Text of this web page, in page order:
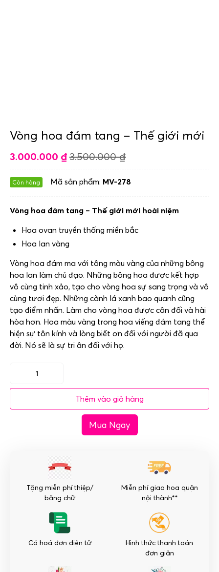
Vòng hoa đám tang – Thế giới mới
3.000.000 ₫ 3.500.000₫
Còn hàng Mã sản phẩm: MV-278
Vòng hoa đám tang – Thế giới mới hoài niệm
Hoa ovan truyền thống miền bắc
Hoa lan vàng
Vòng hoa đám ma với tông màu vàng của những bông
hoa lan làm chủ đạo. Những bông hoa được kết hợp
vô cùng tinh xảo, tạo cho vòng hoa sự sang trọng và vô
cùng tươi đẹp. Những cành lá xanh bao quanh cũng
tạo điểm nhấn. Làm cho vòng hoa được cân đối và hài
hòa hơn. Hoa màu vàng trong hoa viếng đám tang thể
hiện sự tôn kính và lòng biết ơn đối với người đã qua
đời. Nó sẽ là sự tri ân đối với họ.
Vòng
hoa
lượng
Thêm vào giỏ hàng
Mua Ngay
Tặng miễn phí thiệp/
băng chữ
Miễn phí giao hoa quận
nội thành**
Có hoá đơn điện tử
Hình thức thanh toán
đơn giản